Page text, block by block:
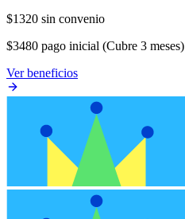
$1320 sin convenio
$3480 pago inicial (Cubre 3 meses)
Ver beneficios